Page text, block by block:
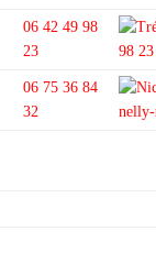
06 42 49 98
23
06 75 36 84
32